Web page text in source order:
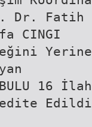
Dr. Fatih
CINGI
16
Edildi